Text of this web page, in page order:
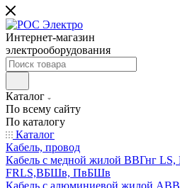
Интернет-магазин
электрооборудования
Каталог
По всему сайту
По каталогу
Каталог
Кабель, провод
Кабель с медной жилой ВВГнг
FRLS,ВБШв, ПвБШв
Кабель с алюминиевой жилой